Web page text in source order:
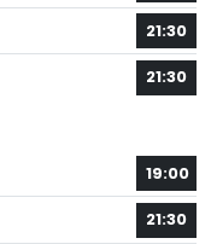
21:30
21:30
19:00
21:30